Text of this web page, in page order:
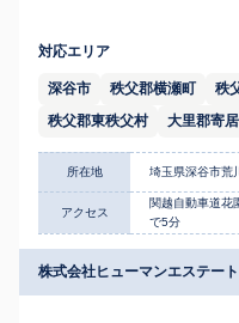
対応エリア
深谷市 秩父郡横瀬町 秩
秩父郡東秩父村
大里郡寄
所在地 埼玉県深谷市荒
アクセス
関越自動車道花
で5分
株式会社ヒューマンエステート